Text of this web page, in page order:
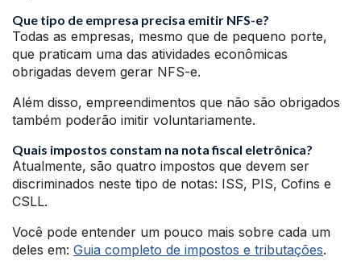
Que tipo de empresa precisa emitir NFS-e?
Todas as empresas, mesmo que de pequeno porte,
que praticam uma das atividades econômicas
obrigadas devem gerar NFS-e.
Além disso, empreendimentos que não são obrigados
também poderão imitir voluntariamente.
Quais impostos constam na nota fiscal eletrônica?
Atualmente, são quatro impostos que devem ser
discriminados neste tipo de notas: ISS, PIS, Cofins e
CSLL.
Você pode entender um pouco mais sobre cada um
deles em: Guia completo de impostos e tributações.